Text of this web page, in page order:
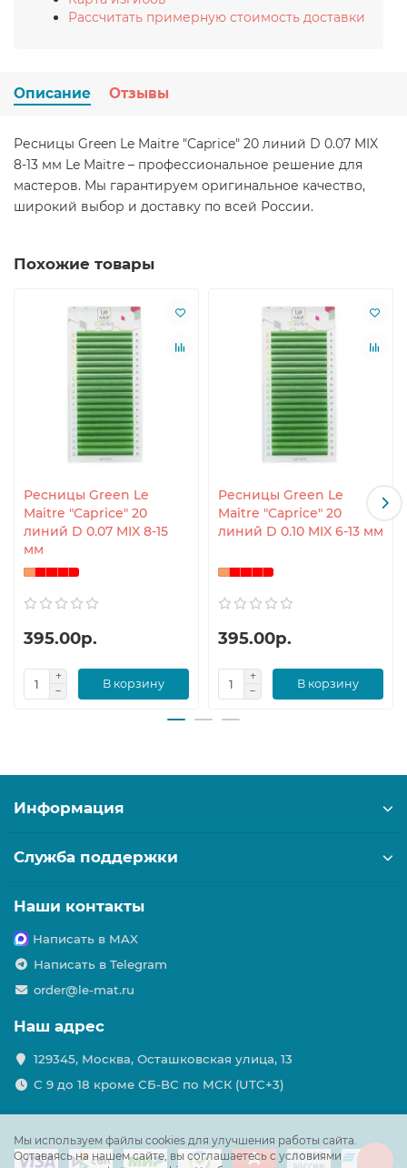
Рассчитать примерную стоимость доставки
Описание Отзывы
Ресницы Green Le Maitre "Caprice" 20 линий D 0.07 MIX
8-13 мм Le Maitre – профессиональное решение для
мастеров. Мы гарантируем оригинальное качество,
широкий выбор и доставку по всей России.
Похожие товары
Ресницы Green Le
Maitre "Caprice" 20
линий D 0.07 MIX 8-15
мм
395.00р.
В корзину
Ресницы Green Le
Maitre "Caprice" 20
линий D 0.10 MIX 6-13 мм
395.00р.
В корзину
Мы используем файлы cookies для улучшения работы сайта.
Оставаясь на нашем сайте, вы соглашаетесь с условиями
Информация
Служба поддержки
Наши контакты
Написать в MAX
Написать в Telegram
order@le-mat.ru
Наш адрес
129345, Москва, Осташковская улица, 13
С 9 до 18 кроме СБ-ВС по МСК (UTC+3)